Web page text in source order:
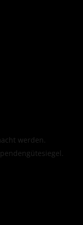
werden.